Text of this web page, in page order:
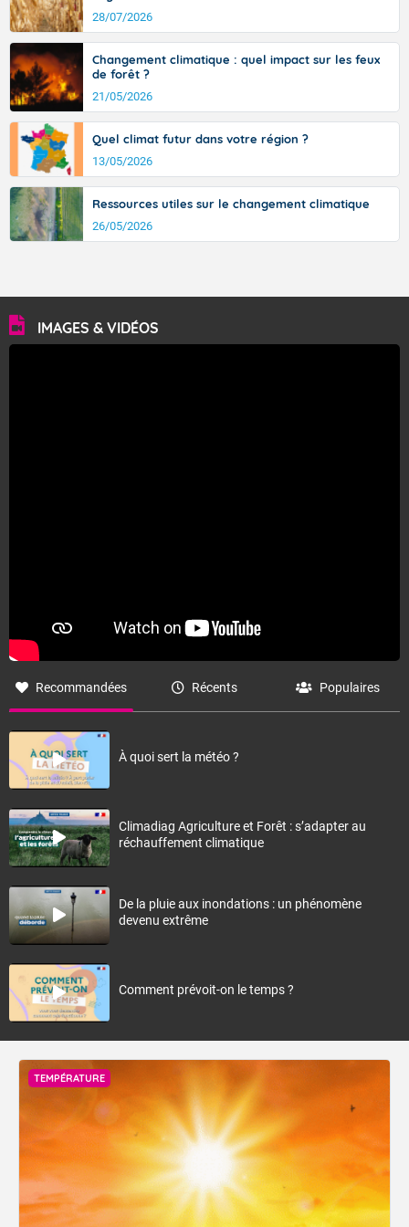
28/07/2026
Changement climatique : quel impact sur les feux
de forêt ?
21/05/2026
Quel climat futur dans votre région ?
13/05/2026
Ressources utiles sur le changement climatique
26/05/2026
IMAGES & VIDÉOS
Recommandées Récents Populaires
À quoi sert la météo ?
Climadiag Agriculture et Forêt : s’adapter au
réchauffement climatique
De la pluie aux inondations : un phénomène
devenu extrême
Comment prévoit-on le temps ?
TEMPÉRATURE